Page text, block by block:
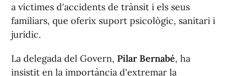
a víctimes d'accidents de trànsit i els seus
familiars, que oferix suport psicològic, sanitari i
jurídic.
La delegada del Govern, Pilar Bernabé, ha
insistit en la importància d'extremar la